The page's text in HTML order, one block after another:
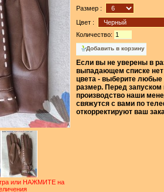
или НАЖМИТЕ на
Размер :
Цвет :
Количество:
Если вы не уверены в
выпадающем списке нет
цвета - выберите любые
размер. Перед запуском
производство наши
свяжутся с вами по
откорректируют ваш